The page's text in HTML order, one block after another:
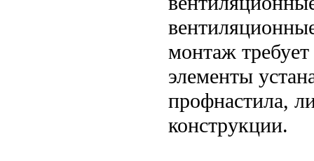
монтаж
элементы
профнастила,
конструкции.